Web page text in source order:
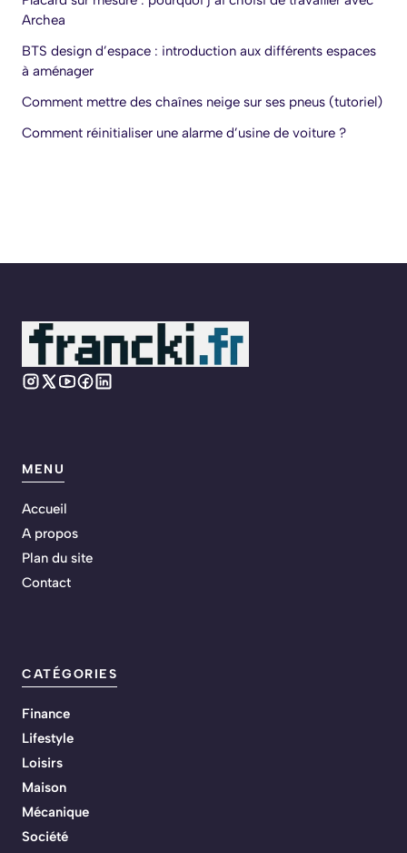
Archea
BTS design d’espace : introduction aux différents espaces
à aménager
Comment mettre des chaînes neige sur ses pneus (tutoriel)
Comment réinitialiser une alarme d’usine de voiture ?
MENU
Accueil
A propos
Plan du site
Contact
CATÉGORIES
Finance
Lifestyle
Loisirs
Maison
Mécanique
Société